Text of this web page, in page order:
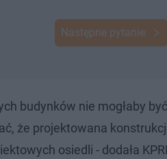
Następne pytanie
budynków nie mogłaby
że projektowana
osiedli - dodała